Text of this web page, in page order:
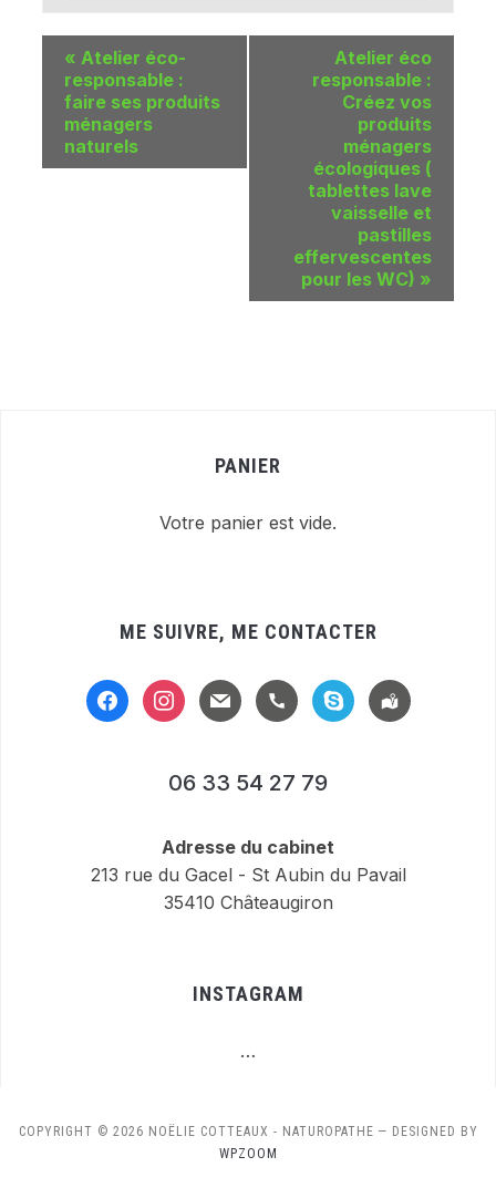
« Atelier éco-
responsable :
faire ses produits
ménagers
naturels
Atelier éco
responsable :
Créez vos
produits
ménagers
écologiques (
tablettes lave
vaisselle et
pastilles
effervescentes
pour les WC) »
PANIER
Votre panier est vide.
ME SUIVRE, ME CONTACTER
facebookinstagram
mail handsetskype
location-
alt
06 33 54 27 79
Adresse du cabinet
213 rue du Gacel - St Aubin du Pavail
35410 Châteaugiron
INSTAGRAM
…
COPYRIGHT © 2026 NOËLIE COTTEAUX - NATUROPATHE — DESIGNED BY
WPZOOM